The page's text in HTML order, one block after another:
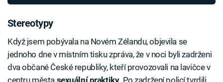
Stereotypy
Když jsem pobývala na Novém Zélandu, objevila se
jednoho dne v místním tisku zpráva, že v noci byli zadrženi
dva občané České republiky, kteří provozovali na lavičce v
centru města sexuální praktiky. Po zadržení policí tvrdili,